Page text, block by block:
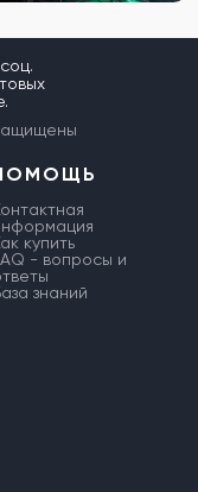
купить
- вопросы и
знаний